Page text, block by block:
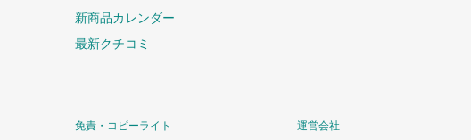
新商品カレンダー
最新クチコミ
免責・コピーライト 運営会社